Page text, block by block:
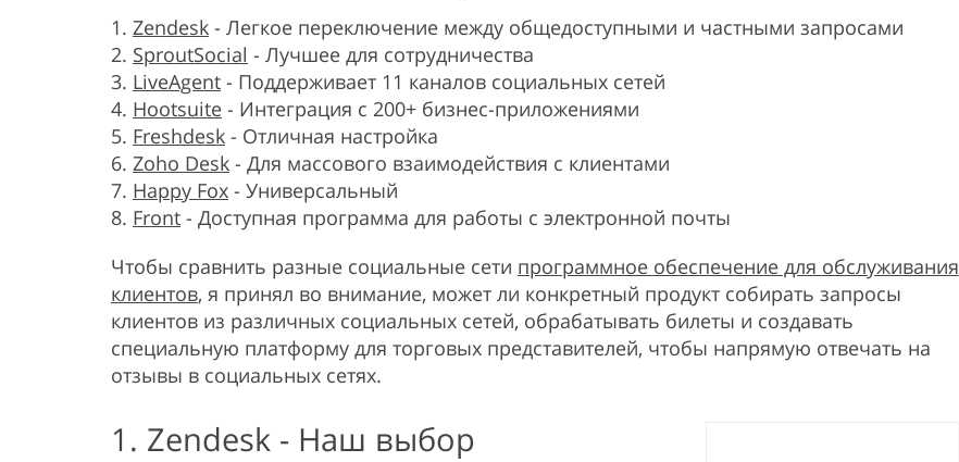
Zendesk - Легкое переключение между общедоступными и частными запросами
SproutSocial - Лучшее для сотрудничества
LiveAgent - Поддерживает 11 каналов социальных сетей
Hootsuite - Интеграция с 200+ бизнес-приложениями
Freshdesk - Отличная настройка
Zoho Desk - Для массового взаимодействия с клиентами
Happy Fox - Универсальный
Front - Доступная программа для работы с электронной почты
Чтобы сравнить разные социальные сети программное обеспечение для обслуживания
клиентов, я принял во внимание, может ли конкретный продукт собирать запросы
клиентов из различных социальных сетей, обрабатывать билеты и создавать
специальную платформу для торговых представителей, чтобы напрямую отвечать на
отзывы в социальных сетях.
1. Zendesk - Наш выбор